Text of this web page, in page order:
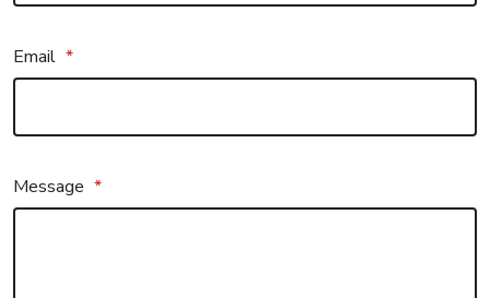
Email *
Message *